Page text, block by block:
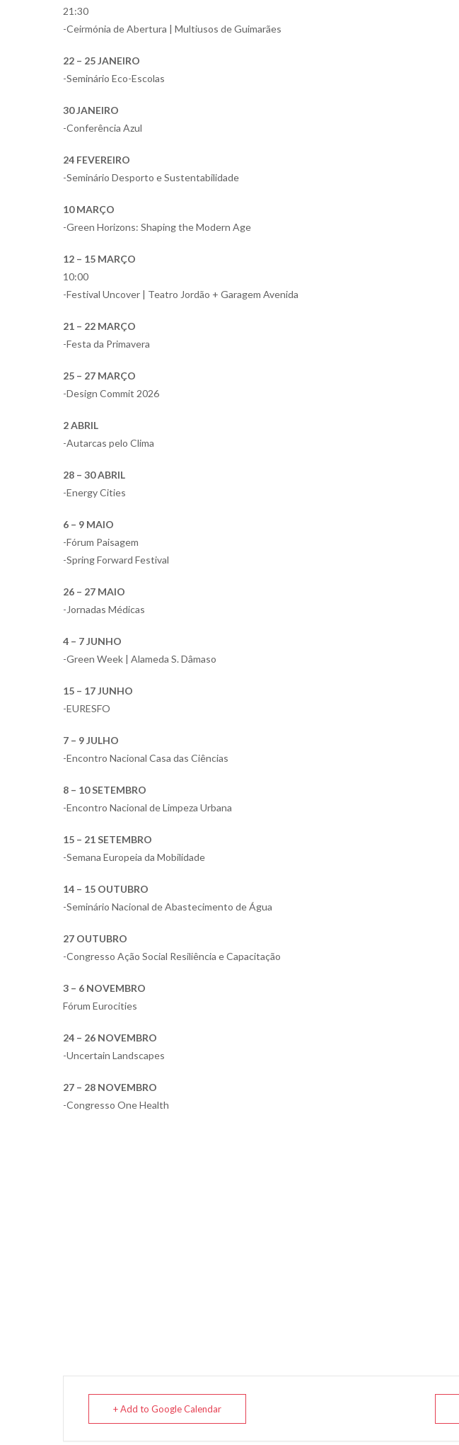
21:30
-Ceirmónia de Abertura | Multiusos de Guimarães
22 – 25 JANEIRO
-Seminário Eco-Escolas
30 JANEIRO
-Conferência Azul
24 FEVEREIRO
-Seminário Desporto e Sustentabilidade
10 MARÇO
-Green Horizons: Shaping the Modern Age
12 – 15 MARÇO
10:00
-Festival Uncover | Teatro Jordão + Garagem Avenida
21 – 22 MARÇO
-Festa da Primavera
25 – 27 MARÇO
-Design Commit 2026
2 ABRIL
-Autarcas pelo Clima
28 – 30 ABRIL
-Energy Cities
6 – 9 MAIO
-Fórum Paisagem
-Spring Forward Festival
26 – 27 MAIO
-Jornadas Médicas
4 – 7 JUNHO
-Green Week | Alameda S. Dâmaso
15 – 17 JUNHO
-EURESFO
7 – 9 JULHO
-Encontro Nacional Casa das Ciências
8 – 10 SETEMBRO
-Encontro Nacional de Limpeza Urbana
15 – 21 SETEMBRO
-Semana Europeia da Mobilidade
14 – 15 OUTUBRO
-Seminário Nacional de Abastecimento de Água
27 OUTUBRO
-Congresso Ação Social Resiliência e Capacitação
3 – 6 NOVEMBRO
Fórum Eurocities
24 – 26 NOVEMBRO
-Uncertain Landscapes
27 – 28 NOVEMBRO
-Congresso One Health
+ Add to Google Calendar